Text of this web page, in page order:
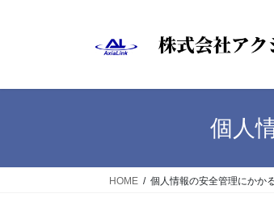
ツ
シ
個人
HOME 個人情報の安全管理にかか